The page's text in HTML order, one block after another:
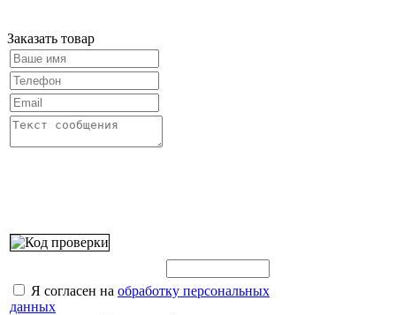
Заказать товар
Я согласен на обработку персональных
данных